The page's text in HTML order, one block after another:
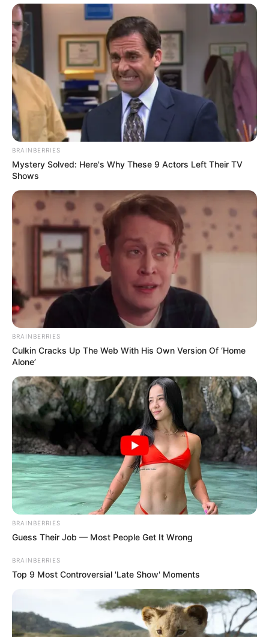
แนะนำ
ดูดวง
ดูดวง
เบอร์โทร คน Keep look เป๊ะทุกมุมดูดี
ทุกองศา คุณล่ะมีเลขคู่นี้ไหม
วันที่ 1 ส.ค. 2569 วันคล้ายวันสำเร็จ
มรรคผลพระโพธิสัตว์กวนอิม
สีมงคล
แจกตาราง สีมงคลตามราศี 2569 ประจำ
เดือนสิงหาคม โดย อ.รักษ์ เลขเด็ด
ดูดวงรายเดือน ดูเพิ่มเติม
BRAINBERRIES
Mystery Solved: Here's Why These 9 Actors Left Their TV
Shows
BRAINBERRIES
Culkin Cracks Up The Web With His Own Version Of ‘Home
Alone’
BRAINBERRIES
Guess Their Job — Most People Get It Wrong
BRAINBERRIES
Top 9 Most Controversial 'Late Show' Moments